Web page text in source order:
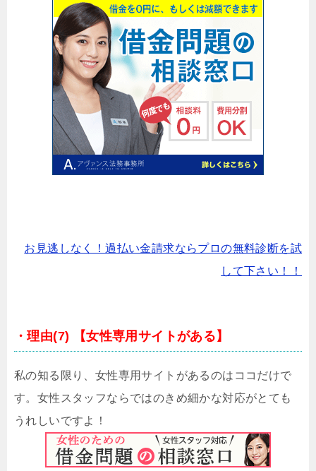
お見逃しなく！過払い金請求ならプロの無料診断を試
して下さい！！
・理由(7) 【女性専用サイトがある】
私の知る限り、女性専用サイトがあるのはココだけで
す。女性スタッフならではのきめ細かな対応がとても
うれしいですよ！